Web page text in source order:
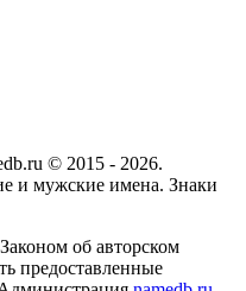
© 2015 - 2026.
и мужские имена. Знаки
об авторском
предоставленные